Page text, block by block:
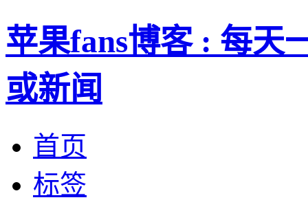
苹果fans博客 : 每天
或新闻
首页
标签